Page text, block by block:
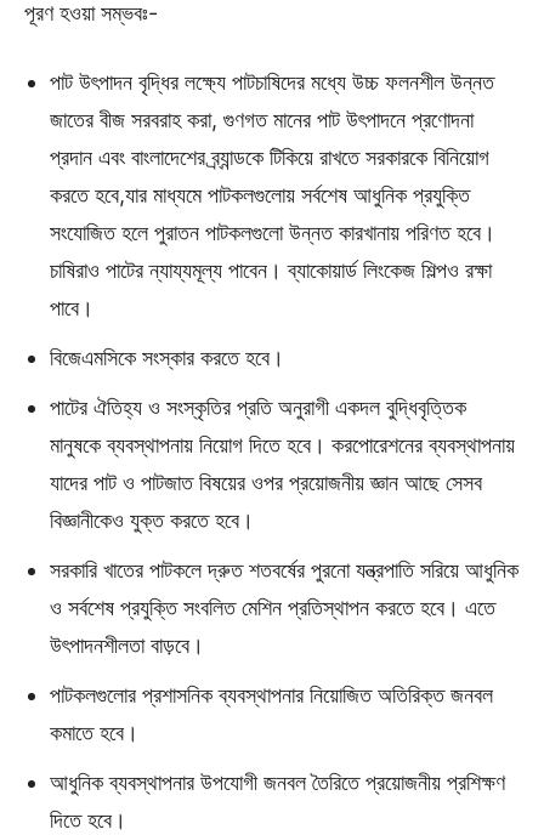
পূরণ হওয়া সম্ভবঃ-
পাট উৎপাদন বৃদ্ধির লক্ষ্যে পাটচাষিদের মধ্যে উচ্চ ফলনশীল উন্নত
জাতের বীজ সরবরাহ করা, গুণগত মানের পাট উৎপাদনে প্রণোদনা
প্রদান এবং বাংলাদেশের ব্র্যান্ডকে টিকিয়ে রাখতে সরকারকে বিনিয়োগ
করতে হবে,যার মাধ্যমে পাটকলগুলোয় সর্বশেষ আধুনিক প্রযুক্তি
সংযোজিত হলে পুরাতন পাটকলগুলো উন্নত কারখানায় পরিণত হবে।
চাষিরাও পাটের ন্যায্যমূল্য পাবেন। ব্যাকোয়ার্ড লিংকেজ শিল্পও রক্ষা
পাবে।
বিজেএমসিকে সংস্কার করতে হবে।
পাটের ঐতিহ্য ও সংস্কৃতির প্রতি অনুরাগী একদল বুদ্ধিবৃত্তিক
মানুষকে ব্যবস্থাপনায় নিয়োগ দিতে হবে। করপোরেশনের ব্যবস্থাপনায়
যাদের পাট ও পাটজাত বিষয়ের ওপর প্রয়োজনীয় জ্ঞান আছে সেসব
বিজ্ঞানীকেও যুক্ত করতে হবে।
সরকারি খাতের পাটকলে দ্রুত শতবর্ষের পুরনো যন্ত্রপাতি সরিয়ে আধুনিক
ও সর্বশেষ প্রযুক্তি সংবলিত মেশিন প্রতিস্থাপন করতে হবে। এতে
উৎপাদনশীলতা বাড়বে।
পাটকলগুলোর প্রশাসনিক ব্যবস্থাপনার নিয়োজিত অতিরিক্ত জনবল
কমাতে হবে।
আধুনিক ব্যবস্থাপনার উপযোগী জনবল তৈরিতে প্রয়োজনীয় প্রশিক্ষণ
দিতে হবে।